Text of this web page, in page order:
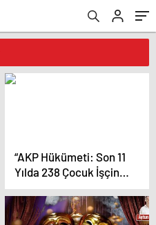
“AKP Hükümeti: Son 11
Yılda 238 Çocuk İşçinin
Ölümünden Sorumlu”